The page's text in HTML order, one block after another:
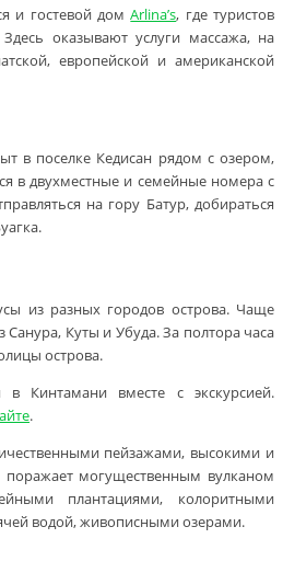
и гостевой домArlina’s, где туристов
оказывают услуги массажа, на
европейской и американской
в поселке Кедисан рядом с озером,
в двухместные и семейные номера с
на гору Батур, добираться
из разных городов острова. Чаще
Санура, Куты и Убуда. За полтора часа
острова.
Кинтамани вместе с экскурсией.
.
пейзажами, высокими и
могущественным вулканом
плантациями, колоритными
водой, живописными озерами.